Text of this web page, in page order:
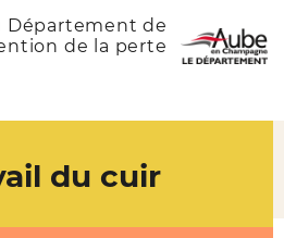
Département de
de la perte
du cuir